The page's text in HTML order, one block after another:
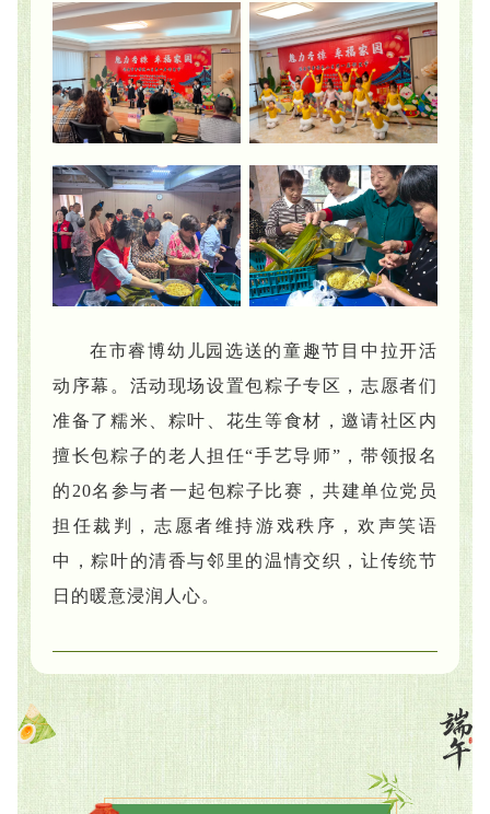
在市睿博幼儿园选送的童趣节目中拉开活
动序幕。活动现场设置包粽子专区，志愿者们
准备了糯米、粽叶、花生等食材，邀请社区内
擅长包粽子的老人担任“手艺导师”，带领报名
的20名参与者一起包粽子比赛，共建单位党员
担任裁判，志愿者维持游戏秩序，欢声笑语
中，粽叶的清香与邻里的温情交织，让传统节
日的暖意浸润人心。